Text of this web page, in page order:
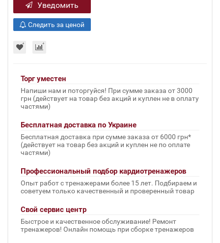
Уведомить
Следить за ценой
Торг уместен
Напиши нам и поторгуйся! При сумме заказа от 3000
грн (действует на товар без акций и куплен не в оплату
частями)
Бесплатная доставка по Украине
Бесплатная доставка при сумме заказа от 6000 грн*
(действует на товар без акций и куплен не по оплате
частями)
Профессиональный подбор кардиотренажеров
Опыт работ с тренажерами более 15 лет. Подбираем и
советуем только качественный и проверенный товар
Свой сервис центр
Быстрое и качественное обслуживание! Ремонт
тренажеров! Онлайн помощь при сборке тренажеров